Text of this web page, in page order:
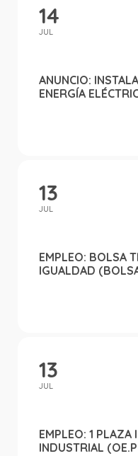
14
JUL
ANUNCIO:
ENERGÍA
13
JUL
EMPLEO: BOLSA TÉCNICO MEDIO/A DE
IGUALDAD
13
JUL
EMPLEO: 1 PLAZA
INDUSTRIAL